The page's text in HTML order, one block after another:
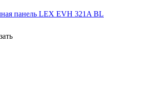
панель LEX EVH 321A BL